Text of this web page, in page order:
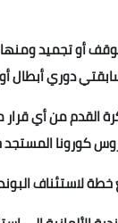
أو تجميد
دوري أبطال
القدم من أي
كورونا
لاستئناف